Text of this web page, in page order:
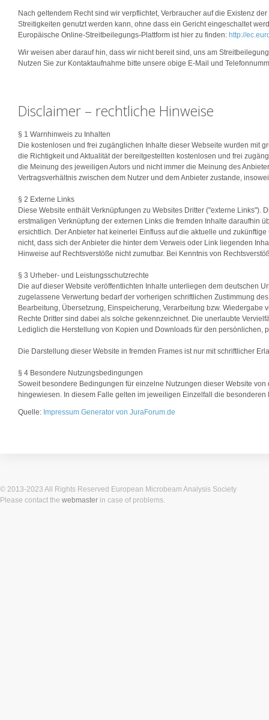
Nach geltendem Recht sind wir verpflichtet, Verbraucher auf die Existenz
Streitigkeiten genutzt werden kann, ohne dass ein Gericht eingeschaltet
Europäische Online-Streitbeilegungs-Plattform ist hier zu finden: http://
Wir weisen aber darauf hin, dass wir nicht bereit sind, uns am
Nutzen Sie zur Kontaktaufnahme bitte unsere obige E-Mail und
Disclaimer – rechtliche Hinweise
§ 1 Warnhinweis zu Inhalten
Die kostenlosen und frei zugänglichen Inhalte dieser Webseite wurden mit
die Richtigkeit und Aktualität der bereitgestellten kostenlosen und frei
die Meinung des jeweiligen Autors und nicht immer die Meinung des
Vertragsverhältnis zwischen dem Nutzer und dem Anbieter zustande,
§ 2 Externe Links
Diese Website enthält Verknüpfungen zu Websites Dritter ("externe
erstmaligen Verknüpfung der externen Links die fremden Inhalte daraufhin
ersichtlich. Der Anbieter hat keinerlei Einfluss auf die aktuelle und
nicht, dass sich der Anbieter die hinter dem Verweis oder Link liegenden
Hinweise auf Rechtsverstöße nicht zumutbar. Bei Kenntnis von
§ 3 Urheber- und Leistungsschutzrechte
Die auf dieser Website veröffentlichten Inhalte unterliegen dem deutschen
zugelassene Verwertung bedarf der vorherigen schriftlichen Zustimmung
Bearbeitung, Übersetzung, Einspeicherung, Verarbeitung bzw.
Rechte Dritter sind dabei als solche gekennzeichnet. Die unerlaubte
Lediglich die Herstellung von Kopien und Downloads für den persönlichen,
Die Darstellung dieser Website in fremden Frames ist nur mit schriftlicher
§ 4 Besondere Nutzungsbedingungen
Soweit besondere Bedingungen für einzelne Nutzungen dieser Website
hingewiesen. In diesem Falle gelten im jeweiligen Einzelfall die
Quelle: Impressum Generator von JuraForum.de
© 2013-2023 All Rights Reserved European Microbeam Analysis Society
Please contact the webmaster in case of problems.